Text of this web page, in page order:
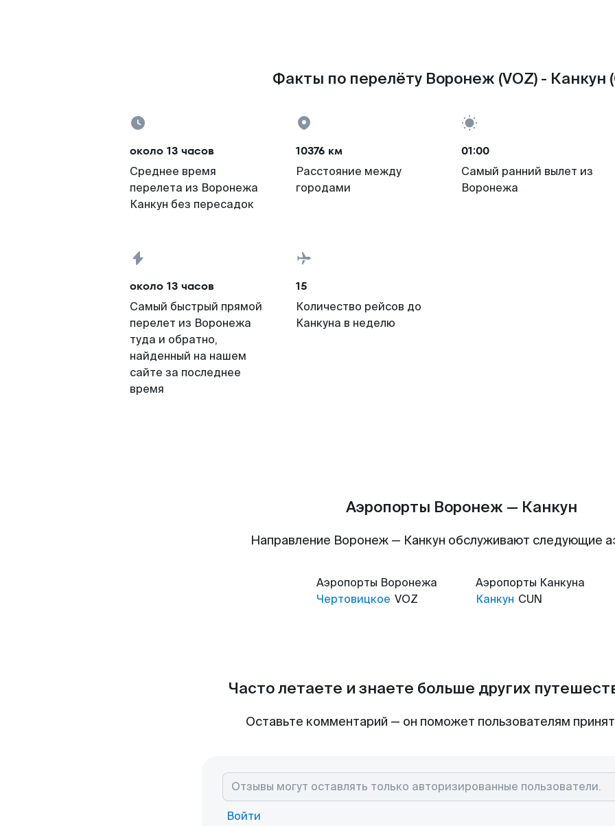
Факты по перелёту Воронеж (VOZ) - Канкун
около 13 часов
Среднее время
перелета из Воронежа
Канкун без пересадок
10376 км
Расстояние между
городами
01:00
Самый ранний вылет из
Воронежа
около 13 часов
Самый быстрый прямой
перелет из Воронежа
туда и обратно,
найденный на нашем
сайте за последнее
время
15
Количество рейсов до
Канкуна в неделю
Аэропорты Воронеж — Канкун
Направление Воронеж — Канкун обслуживают следующие
Аэропорты Воронежа
Чертовицкое VOZ
Аэропорты Канкуна
Канкун CUN
Часто летаете и знаете больше других
Оставьте комментарий — он поможет пользователям
Войти